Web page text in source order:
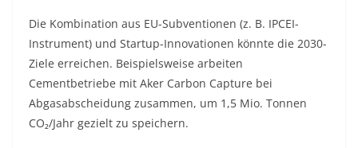
Die Kombination aus EU-Subventionen (z. B. IPCEI-
Instrument) und Startup-Innovationen könnte die 2030-
Ziele erreichen. Beispielsweise arbeiten
Cementbetriebe mit Aker Carbon Capture bei
Abgasabscheidung zusammen, um 1,5 Mio. Tonnen
CO₂/Jahr gezielt zu speichern.